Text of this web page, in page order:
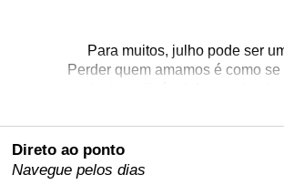
Para muitos, julho pode ser
Perder quem amamos é como
dor inexplicável, fora as
dinheiro no mundo pode
momentos bons dessa pessoa,
Direto ao ponto
Navegue pelos dias